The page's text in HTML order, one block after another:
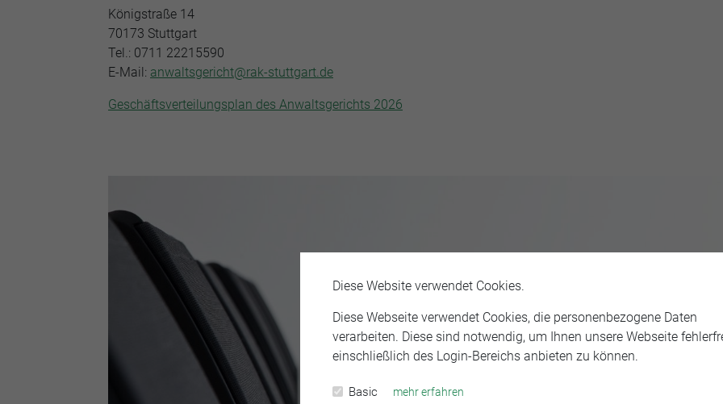
Diese Website verwendet Cookies.
Diese Webseite verwendet Cookies, die personenbezogene Daten
verarbeiten. Diese sind notwendig, um Ihnen unsere Webseite
einschließlich des Login-Bereichs anbieten zu können.
Basic mehr erfahren
Königstraße 14
70173 Stuttgart
Tel.: 0711 22215590
E-Mail: anwaltsgericht@rak-stuttgart.de
Geschäftsverteilungsplan des Anwaltsgerichts 2026